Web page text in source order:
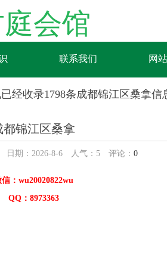
会馆
联系我们 网
经收录1798条成都锦江区桑拿信
都锦江区桑拿
期：2026-8-6 人气： 5评论： 0
信：wu20020822wu
QQ：8973363